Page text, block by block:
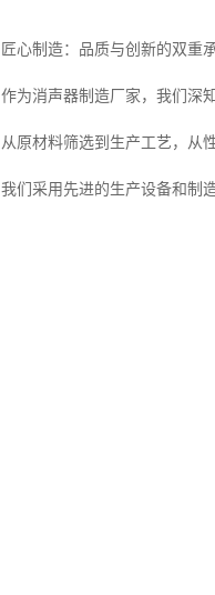
匠心制造：品质与创新的双重
作为消声器制造厂家，我们深
从原材料筛选到生产工艺，从
我们采用先进的生产设备和制